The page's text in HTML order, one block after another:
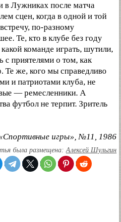
в Лужниках после матча
сцен, когда в одной и той
по-разному
Те, кто в клубе без году
команде играть, шутили,
с приятелями о том, как
Те же, кого мы справедливо
и патриотами клуба, не
— ремесленники. А
футбол не терпит. Зритель
игры», №11, 1986
была размещена:Алексей Шульгин